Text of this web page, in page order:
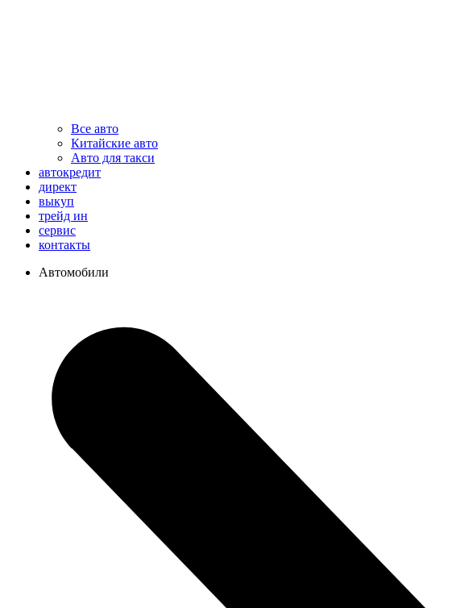
Все авто
Китайские авто
Авто для такси
автокредит
директ
выкуп
трейд ин
сервис
контакты
Автомобили